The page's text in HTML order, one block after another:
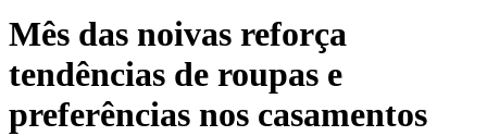
Mês das noivas reforça
tendências de roupas e
preferências nos casamentos